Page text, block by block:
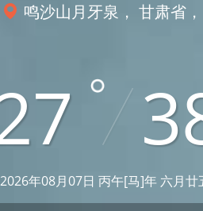
鸣沙山月牙泉， 甘肃省
2026年08月07日 丙午[马]年 六月廿